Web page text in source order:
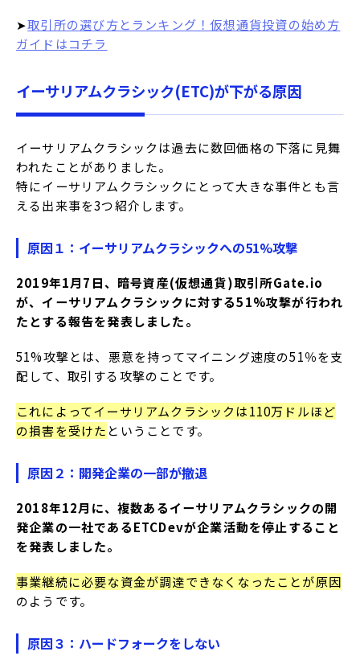
➤取引所の選び方とランキング！仮想通貨投資の始め方
ガイドはコチラ
イーサリアムクラシック(ETC)が下がる原因
イーサリアムクラシックは過去に数回価格の下落に見舞
われたことがありました。
特にイーサリアムクラシックにとって大きな事件とも言
える出来事を3つ紹介します。
原因１：イーサリアムクラシックへの51%攻撃
2019年1月7日、暗号資産(仮想通貨)取引所Gate.io
が、イーサリアムクラシックに対する51%攻撃が行われ
たとする報告を発表しました。
51%攻撃とは、悪意を持ってマイニング速度の51％を支
配して、取引する攻撃のことです。
これによってイーサリアムクラシックは110万ドルほど
の損害を受けた ということです。
原因２：開発企業の一部が撤退
2018年12月に、複数あるイーサリアムクラシックの開
発企業の一社であるETCDevが企業活動を停止すること
を発表しました。
事業継続に必要な資金が調達できなくなったことが原因
のようです。
原因３：ハードフォークをしない